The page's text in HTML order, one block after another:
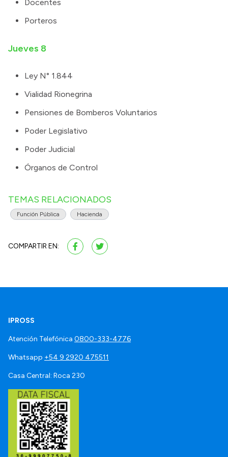
Docentes
Porteros
Jueves 8
Ley N° 1.844
Vialidad Rionegrina
Pensiones de Bomberos Voluntarios
Poder Legislativo
Poder Judicial
Órganos de Control
TEMAS RELACIONADOS
Función Pública Hacienda
COMPARTIR EN:
IPROSS
Atención Telefónica 0800-333-4776
Whatsapp +54 9 2920 475511
Casa Central: Roca 230